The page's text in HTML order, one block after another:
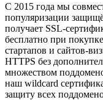
С 2015 года мы
популяризации
получает SSL-
бесплатно при
стартапов и сайтов-
HTTPS без
множеством
наш wildcard
защиту всех